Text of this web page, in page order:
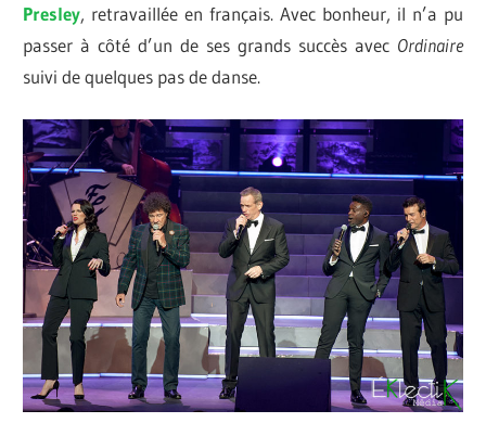
Presley, retravaillée en français. Avec bonheur, il n’a pu
passer à côté d’un de ses grands succès avec Ordinaire
suivi de quelques pas de danse.